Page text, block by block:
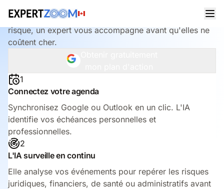
Comment ça fonctionne ?
Connectez votre agenda : l'IA repère les échéances à
risque, un expert vous accompagne avant qu'elles ne
coûtent cher.
1
Connectez votre agenda
Synchronisez Google ou Outlook en un clic. L'IA
identifie vos échéances personnelles et
professionnelles.
2
L'IA surveille en continu
Elle analyse vos événements pour repérer les risques
juridiques, financiers, de santé ou administratifs avant